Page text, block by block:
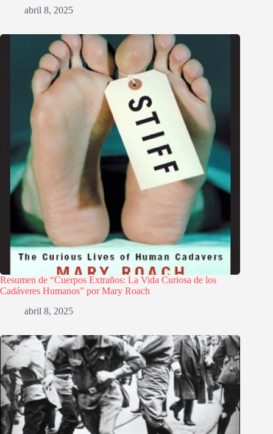
abril 8, 2025
Resumen de “Cuerpos Extraños: La Vida Curiosa de los
Cadáveres Humanos” por Mary Roach
abril 8, 2025